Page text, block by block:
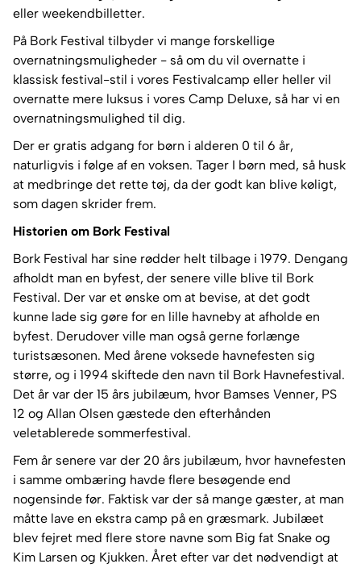
eller weekendbilletter.
På Bork Festival tilbyder vi mange forskellige
overnatningsmuligheder - så om du vil overnatte i
klassisk festival-stil i vores Festivalcamp eller heller vil
overnatte mere luksus i vores Camp Deluxe, så har vi en
overnatningsmulighed til dig.
Der er gratis adgang for børn i alderen 0 til 6 år,
naturligvis i følge af en voksen. Tager I børn med, så husk
at medbringe det rette tøj, da der godt kan blive køligt,
som dagen skrider frem.
Historien om Bork Festival
Bork Festival har sine rødder helt tilbage i 1979. Dengang
afholdt man en byfest, der senere ville blive til Bork
Festival. Der var et ønske om at bevise, at det godt
kunne lade sig gøre for en lille havneby at afholde en
byfest. Derudover ville man også gerne forlænge
turistsæsonen. Med årene voksede havnefesten sig
større, og i 1994 skiftede den navn til Bork Havnefestival.
Det år var der 15 års jubilæum, hvor Bamses Venner, PS
12 og Allan Olsen gæstede den efterhånden
veletablerede sommerfestival.
Fem år senere var der 20 års jubilæum, hvor havnefesten
i samme ombæring havde flere besøgende end
nogensinde før. Faktisk var der så mange gæster, at man
måtte lave en ekstra camp på en græsmark. Jubilæet
blev fejret med flere store navne som Big fat Snake og
Kim Larsen og Kjukken. Året efter var det nødvendigt at